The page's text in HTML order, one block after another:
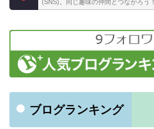
(SNS)。同じ趣味の仲間とつながろう！
ブログランキング